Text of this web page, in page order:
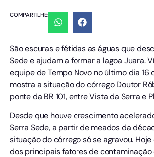
COMPARTILHE:
São escuras e fétidas as águas que
Sede e ajudam a formar a lagoa Juara.
equipe de Tempo Novo no último dia 16
mostra a situação do córrego Doutor
ponte da BR 101, entre Vista da Serra e
Desde que houve crescimento
Serra Sede, a partir de meados da
situação do córrego só se agravou. Hoje
dos principais fatores de contaminação